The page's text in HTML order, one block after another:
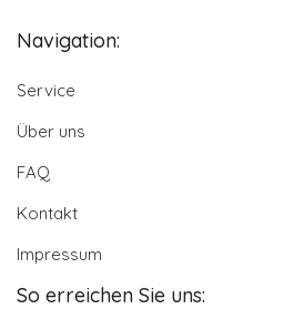
Navigation:
Service
Über uns
FAQ
Kontakt
Impressum
So erreichen Sie uns: